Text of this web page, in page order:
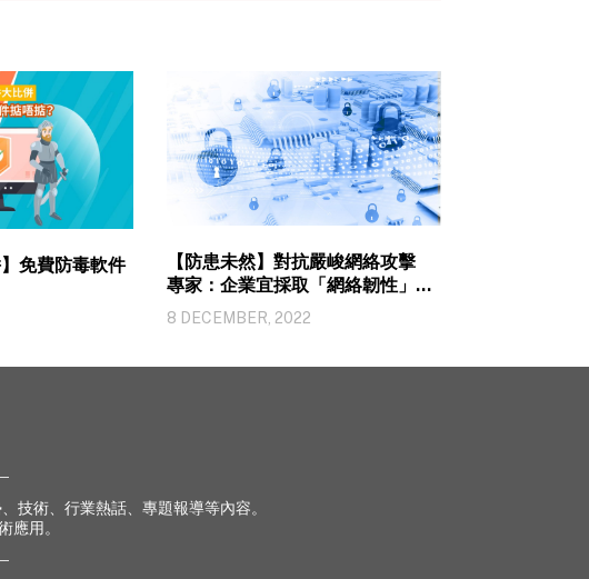
免費防毒軟件
【防患未然】對抗嚴峻網絡攻擊
專家：企業宜採取「網絡韌性」策
略
8 DECEMBER, 2022
技術、行業熱話、專題報導等內容。
應用。